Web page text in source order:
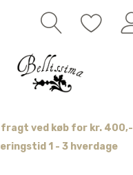
ved køb for kr. 400,-
1 - 3 hverdage